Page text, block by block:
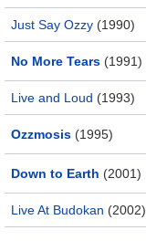
Just Say Ozzy (1990)
No More Tears (1991)
Live and Loud (1993)
Ozzmosis (1995)
Down to Earth (2001)
Live At Budokan (2002)